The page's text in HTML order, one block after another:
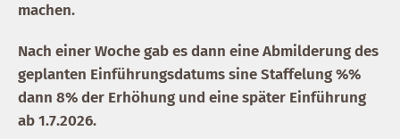
machen.
Nach einer Woche gab es dann eine Abmilderung des
geplanten Einführungsdatums sine Staffelung %%
dann 8% der Erhöhung und eine später Einführung
ab 1.7.2026.